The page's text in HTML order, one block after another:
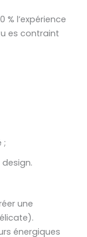
% l’expérience
es contraint
;
design.
une
énergiques